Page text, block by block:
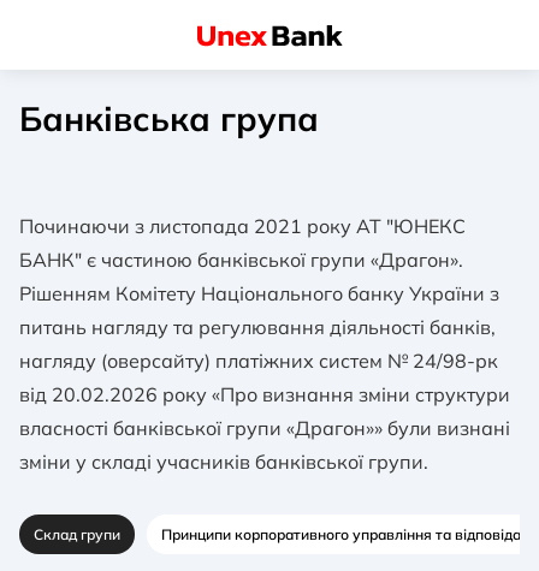
Банківська група
Починаючи з листопада 2021 року АТ "ЮНЕКС
БАНК" є частиною банківської групи «Драгон».
Рішенням Комітету Національного банку України з
питань нагляду та регулювання діяльності банків,
нагляду (оверсайту) платіжних систем № 24/98-рк
від 20.02.2026 року «Про визнання зміни структури
власності банківської групи «Драгон»» були визнані
зміни у складі учасників банківської групи.
Склад групи Принципи корпоративного управління та